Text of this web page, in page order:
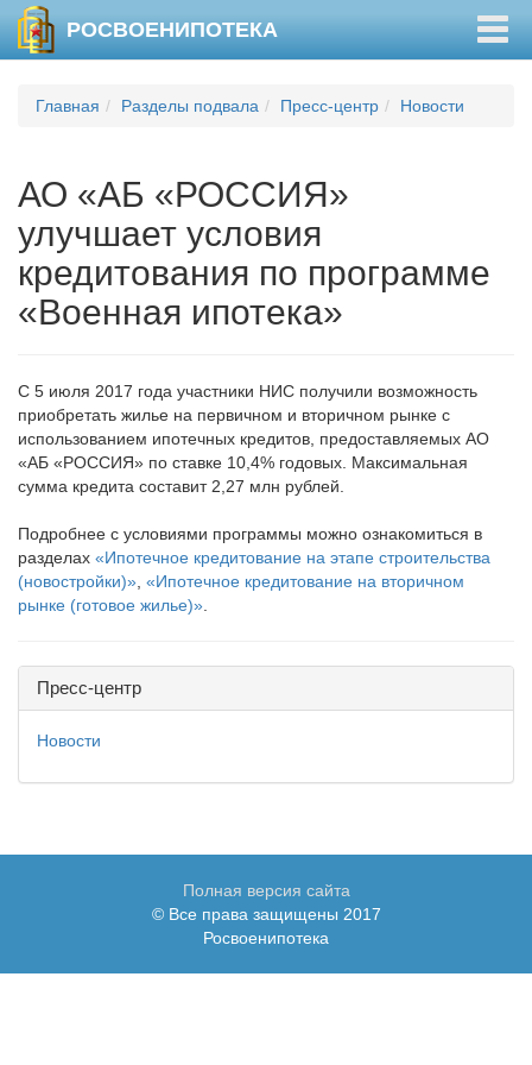
РОСВОЕНИПОТЕКА
Главная Разделы подвала Пресс-центр Новости
АО «АБ «РОССИЯ»
улучшает условия
кредитования по программе
«Военная ипотека»
С 5 июля 2017 года участники НИС получили возможность
приобретать жилье на первичном и вторичном рынке с
использованием ипотечных кредитов, предоставляемых АО
«АБ «РОССИЯ» по ставке 10,4% годовых. Максимальная
сумма кредита составит 2,27 млн рублей.
Подробнее с условиями программы можно ознакомиться в
разделах «Ипотечное кредитование на этапе строительства
(новостройки)» «Ипотечное кредитование на вторичном
рынке (готовое жилье)»
Пресс-центр
Новости
Полная версия сайта
© Все права защищены 2017
Росвоенипотека